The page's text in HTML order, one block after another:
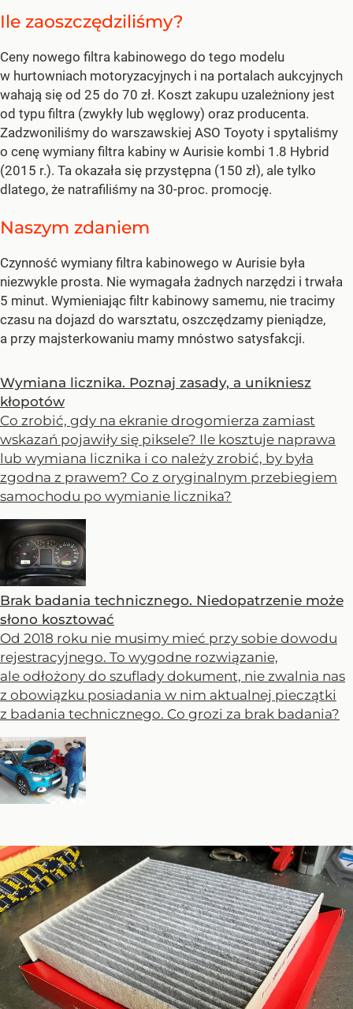
Ile zaoszczędziliśmy?
Ceny nowego filtra kabinowego do tego modelu
w hurtowniach motoryzacyjnych i na portalach aukcyjnych
wahają się od 25 do 70 zł. Koszt zakupu uzależniony jest
od typu filtra (zwykły lub węglowy) oraz producenta.
Zadzwoniliśmy do warszawskiej ASO Toyoty i spytaliśmy
o cenę wymiany filtra kabiny w Aurisie kombi 1.8 Hybrid
(2015 r.). Ta okazała się przystępna (150 zł), ale tylko
dlatego, że natrafiliśmy na 30-proc. promocję.
Naszym zdaniem
Czynność wymiany filtra kabinowego w Aurisie była
niezwykle prosta. Nie wymagała żadnych narzędzi i trwała
5 minut. Wymieniając filtr kabinowy samemu, nie tracimy
czasu na dojazd do warsztatu, oszczędzamy pieniądze,
a przy majsterkowaniu mamy mnóstwo satysfakcji.
Wymiana licznika. Poznaj zasady, a unikniesz
kłopotów
Co zrobić, gdy na ekranie drogomierza zamiast
wskazań pojawiły się piksele? Ile kosztuje naprawa
lub wymiana licznika i co należy zrobić, by była
zgodna z prawem? Co z oryginalnym przebiegiem
samochodu po wymianie licznika?
Brak badania technicznego. Niedopatrzenie może
słono kosztować
Od 2018 roku nie musimy mieć przy sobie dowodu
rejestracyjnego. To wygodne rozwiązanie,
ale odłożony do szuflady dokument, nie zwalnia nas
z obowiązku posiadania w nim aktualnej pieczątki
z badania technicznego. Co grozi za brak badania?